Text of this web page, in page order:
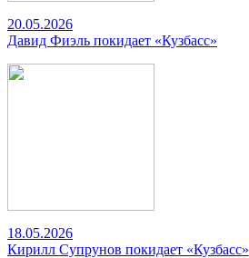
20.05.2026
Давид Фиэль покидает «Кузбасс»
18.05.2026
Кирилл Супрунов покидает «Кузбасс»